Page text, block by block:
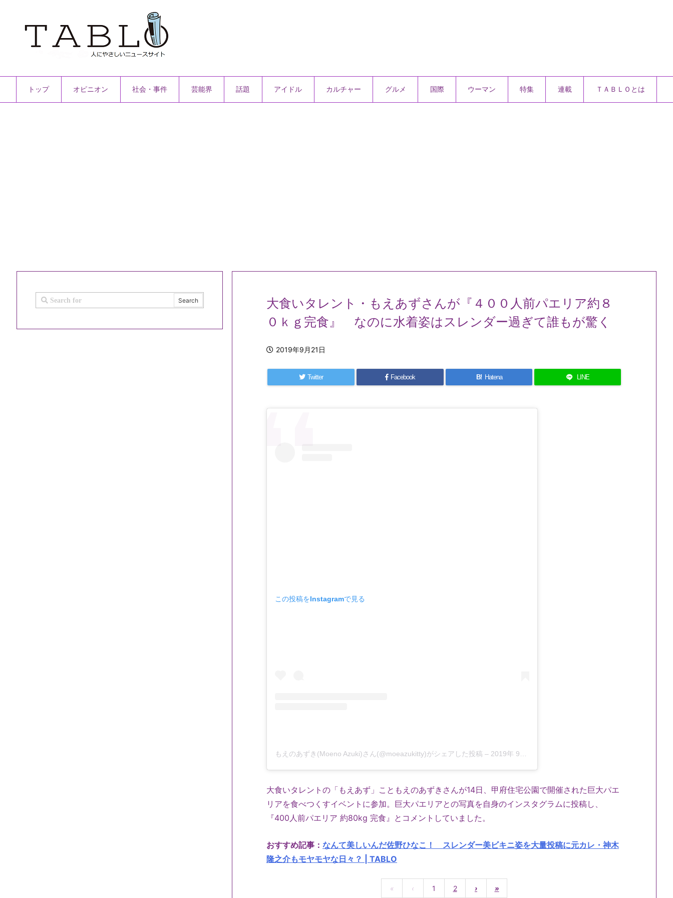
トップ オピニオン 社会・事件 芸能界 話題 アイドル カルチャー グルメ 国際 ウーマン 特集 連載 ＴＡＢＬＯとは
大食いタレント・もえあずさんが『４００人前パエリア約８
０ｋｇ完食』 なのに水着姿はスレンダー過ぎて誰もが驚く
2019年9月21日
Twitter Facebook B! Hatena LINE
この投稿をInstagramで見る
もえのあずき(Moeno Azuki)さん(@moeazukitty)がシェアした投稿 – 2019年 9月月18日午後6時41分PDT
大食いタレントの「もえあず」こともえのあずきさんが14日、甲府住宅公園で開催された巨大パエ
リアを食べつくすイベントに参加。巨大パエリアとの写真を自身のインスタグラムに投稿し、
『400人前パエリア 約80kg 完食』とコメントしていました。
おすすめ記事： なんて美しいんだ佐野ひなこ！ スレンダー美ビキニ姿を大量投稿に元カレ・神木
隆之介もモヤモヤな日々？ | TABLO
« ‹ 1 2 › »